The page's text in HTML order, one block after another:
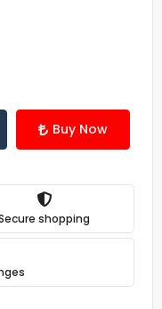
Buy Now
shopping